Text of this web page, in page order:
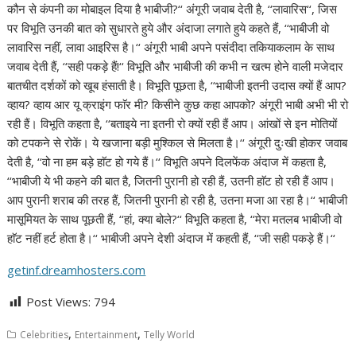
कौन से कंपनी का मोबाइल दिया है भाबीजी?‘‘ अंगूरी जवाब देती है, ‘‘लावारिस‘‘, जिस
पर विभूति उनकी बात को सुधारते हुये और अंदाजा लगाते हुये कहते हैं, ‘‘भाबीजी वो
लावारिस नहीं, लावा आइरिस है।‘‘ अंगूरी भाबी अपने पसंदीदा तकियाकलाम के साथ
जवाब देती हैं, ‘‘सही पकड़े हैं!‘‘ विभूति और भाबीजी की कभी न खत्म होने वाली मजेदार
बातचीत दर्शकों को खूब हंसाती है। विभूति पूछता है, ‘‘भाबीजी इतनी उदास क्यों हैं आप?
व्हाय? व्हाय आर यू क्राइंग फाॅर मी? किसीने कुछ कहा आपको? अंगूरी भाबी अभी भी रो
रही हैं। विभूति कहता है, ‘‘बताइये ना इतनी रो क्यों रही हैं आप। आंखों से इन मोतियों
को टपकने से रोकें। ये खजाना बड़ी मुश्किल से मिलता है।‘‘ अंगूरी दुःखी होकर जवाब
देती है, ‘‘वो ना हम बड़े हाॅट हो गये हैं।‘‘ विभूति अपने दिलफेंक अंदाज में कहता है,
‘‘भाबीजी ये भी कहने की बात है, जितनी पुरानी हो रही हैं, उतनी हाॅट हो रही हैं आप।
आप पुरानी शराब की तरह हैं, जितनी पुरानी हो रही है, उतना मजा आ रहा है।‘‘ भाबीजी
मासूमियत के साथ पूछती हैं, ‘‘हां, क्या बोले?‘‘ विभूति कहता है, ‘‘मेरा मतलब भाबीजी वो
हाॅट नहीं हर्ट होता है।‘‘ भाबीजी अपने देशी अंदाज में कहती हैं, ‘‘जी सही पकड़े हैं।‘‘
getinf.dreamhosters.com
Post Views: 794
Celebrities, Entertainment,Telly World